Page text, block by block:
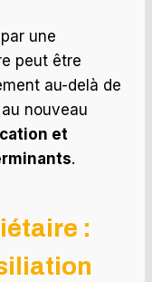
une
peut être
au-delà de
nouveau
et
.
: